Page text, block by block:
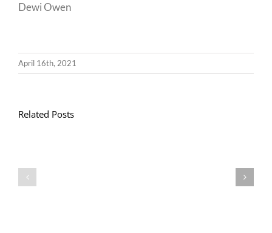
Dewi Owen
April 16th, 2021
Related Posts